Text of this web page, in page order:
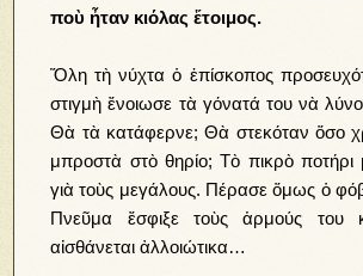
ποὺ ἦταν κιόλας ἕτοιμος.
Ὅλη τὴ νύχτα ὁ ἐπίσκοπος
στιγμὴ ἔνοιωσε τὰ γόνατά του νὰ
Θὰ τὰ κατάφερνε; Θὰ στεκόταν ὅσο
μπροστὰ στὸ θηρίο; Τὸ πικρὸ ποτήρι
γιὰ τοὺς μεγάλους. Πέρασε ὅμως ὁ
Πνεῦμα ἔσφιξε τοὺς ἁρμούς του
αἰσθάνεται ἀλλοιώτικα…